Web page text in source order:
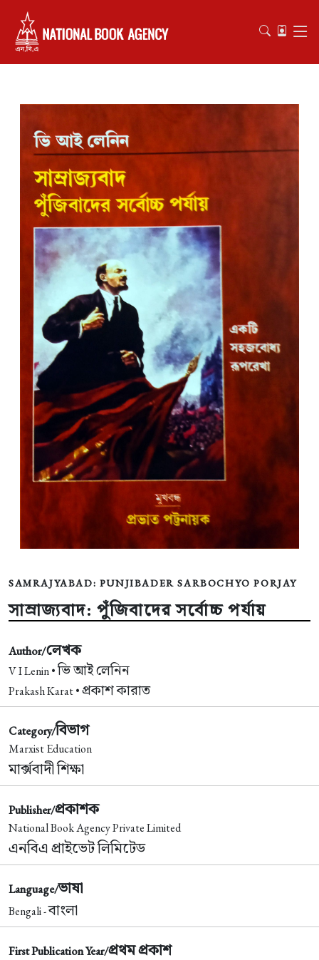
SAMRAJYABAD: PUNJIBADER SARBOCHYO PORJAY
সাম্রাজ্যবাদ: পুঁজিবাদের সর্বোচ্চ পর্যায়
Author/লেখক
V I Lenin •ভি আই লেনিন
Prakash Karat •প্রকাশ কারাত
Category/বিভাগ
Marxist Education
মার্ক্সবাদী শিক্ষা
Publisher/প্রকাশক
National Book Agency Private Limited
এনবিএ প্রাইভেট লিমিটেড
Language/ভাষা
Bengali -বাংলা
First Publication Year/প্রথম প্রকাশ